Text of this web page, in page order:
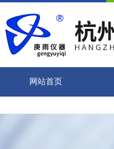
网站首页